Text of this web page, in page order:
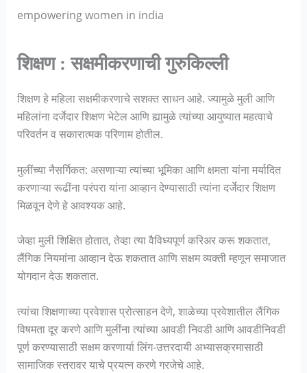
empowering women in india
शिक्षण : सक्षमीकरणाची गुरुकिल्ली
शिक्षण हे महिला सक्षमीकरणाचे सशक्त साधन आहे. ज्यामुळे मुली आणि
महिलांना दर्जेदार शिक्षण भेटेल आणि ह्यामुळे त्यांच्या आयुष्यात महत्वाचे
परिवर्तन व सकारात्मक परिणाम होतील.
मुलींच्या नैसर्गिकत: असणाऱ्या त्यांच्या भूमिका आणि क्षमता यांना मर्यादित
करणाऱ्या रूढींना परंपरा यांना आव्हान देण्यासाठी त्यांना दर्जेदार शिक्षण
मिळवून देणे हे आवश्यक आहे.
जेव्हा मुली शिक्षित होतात, तेव्हा त्या वैविध्यपूर्ण करिअर करू शकतात,
लैंगिक नियमांना आव्हान देऊ शकतात आणि सक्षम व्यक्ती म्हणून समाजात
योगदान देऊ शकतात.
त्यांचा शिक्षणाच्या प्रवेशास प्रोत्साहन देणे, शाळेच्या प्रवेशातील लैंगिक
विषमता दूर करणे आणि मुलींना त्यांच्या आवडी निवडी आणि आवडीनिवडी
पूर्ण करण्यासाठी सक्षम करणार्या लिंग-उत्तरदायी अभ्यासक्रमासाठी
सामाजिक स्तरावर याचे प्रयत्न करणे गरजेचे आहे.